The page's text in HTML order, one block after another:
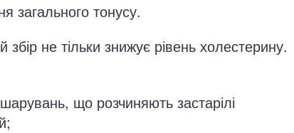
загального тонусу.
не тільки знижує рівень холестерину.
що розчиняють застарілі